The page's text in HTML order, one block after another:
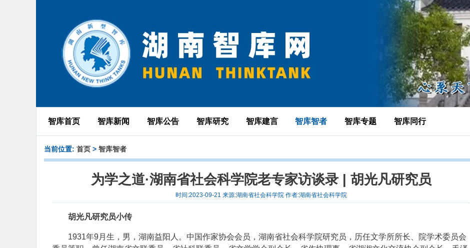
智库首页 智库新闻 智库公告 智库研究 智库建言 智库智者 智库专题 智库同行
当前位置: 首页 > 智库智者
为学之道·湖南省社会科学院老专家访谈录 | 胡光凡研究员
时间:2023-09-21 来源:湖南省社会科学院 作者:湖南省社会科学院
胡光凡研究员小传
1931年9月生，男，湖南益阳人。中国作家协会会员，湖南省社会科学院研究员，历任文学所所长、院学术委员会